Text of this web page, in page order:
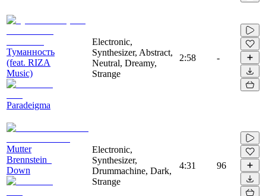
Туманность
(feat. RIZA
Music)
Paradeigma
Electronic,
Synthesizer, Abstract,
Neutral, Dreamy,
Strange
2:58 -
Mutter
Brennstein_
Down
Electronic,
Synthesizer,
Drummachine, Dark,
Strange
4:31 96